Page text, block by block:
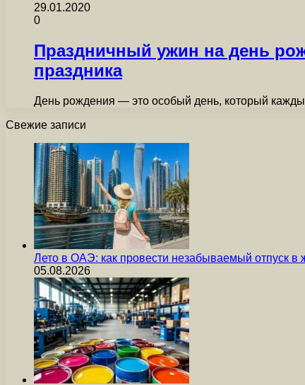
29.01.2020
0
Праздничный ужин на день
праздника
День рождения — это особый день, который
Свежие записи
Лето в ОАЭ: как провести незабываемый отпуск в
05.08.2026